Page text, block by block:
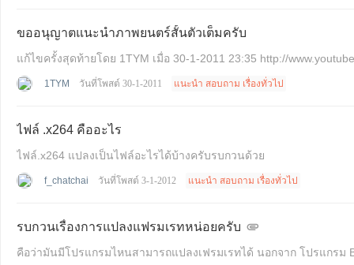
ขออนุญาตแนะนำภาพยนตร์สั้นตัวเต็มครับ
แก้ไขครั้งสุดท้ายโดย 1TYM เมื่อ
1TYM วันที่โพสต์ 30-1-2011 แนะนำ สอบถาม เรื่องทั่วไป
ไฟล์ .x264 คืออะไร
ไฟล์.x264 แปลงเป็นไฟล์อะไรได้บ้างครับรบกวนด้วย
f_chatchai วันที่โพสต์ 3-1-2012 แนะนำ สอบถาม เรื่องทั่วไป
รบกวนเรื่องการแปลงแฟรมเรทหน่อยครับ